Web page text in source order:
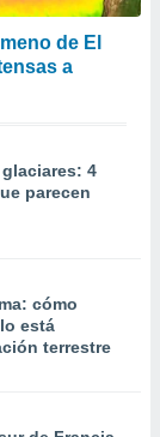
de El
a
4
parecen
cómo
está
terrestre